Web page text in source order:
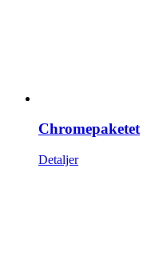
Chromepaketet
Detaljer